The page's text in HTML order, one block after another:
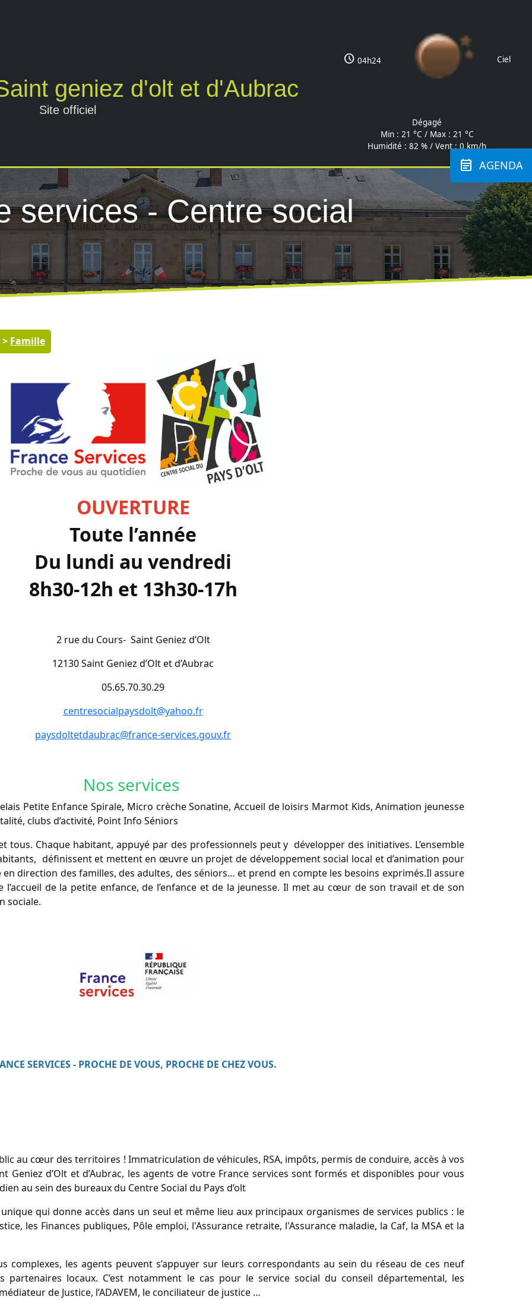
geniez d'olt et d'Aubrac
Site officiel
schedule 04h24 Ciel
Dégagé
Min : 21 °C / Max : 21 °C
Humidité : 82 % / Vent : 0 km/h
event_note AGENDA
services - Centre social
> Famille
OUVERTURE
Toute l’année
Du lundi au vendredi
8h30-12h et 13h30-17h
2 rue du Cours- Saint Geniez d’Olt
12130 Saint Geniez d’Olt et d’Aubrac
05.65.70.30.29
centresocialpaysdolt@yahoo.fr
paysdoltetdaubrac@france-services.gouv.fr
Nos services
Petite Enfance Spirale, Micro crèche Sonatine, Accueil de loisirs Marmot Kids, Animation jeunesse
clubs d’activité, Point Info Séniors
tous. Chaque habitant, appuyé par des professionnels peut y développer des initiatives. L’ensemble
définissent et mettent en œuvre un projet de développement social local et d’animation pour
direction des familles, des adultes, des séniors… et prend en compte les besoins exprimés.Il assure
de la petite enfance, de l’enfance et de la jeunesse. Il met au cœur de son travail et de son
sociale.
SERVICES - PROCHE DE VOUS, PROCHE DE CHEZ VOUS.
au cœur des territoires ! Immatriculation de véhicules, RSA, impôts, permis de conduire, accès à vos
Geniez d’Olt et d’Aubrac, les agents de votre France services sont formés et disponibles pour vous
au sein des bureaux du Centre Social du Pays d’olt
qui donne accès dans un seul et même lieu aux principaux organismes de services publics : le
les Finances publiques, Pôle emploi, l'Assurance retraite, l'Assurance maladie, la Caf, la MSA et la
complexes, les agents peuvent s’appuyer sur leurs correspondants au sein du réseau de ces neuf
locaux. C’est notamment le cas pour le service social du conseil départemental, les
de Justice, l’ADAVEM, le conciliateur de justice …